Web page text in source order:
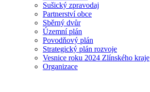
Sušický zpravodaj
Partnerství obce
Sběrný dvůr
Územní plán
Povodňový plán
Strategický plán rozvoje
Vesnice roku 2024 Zlínského kraje
Organizace